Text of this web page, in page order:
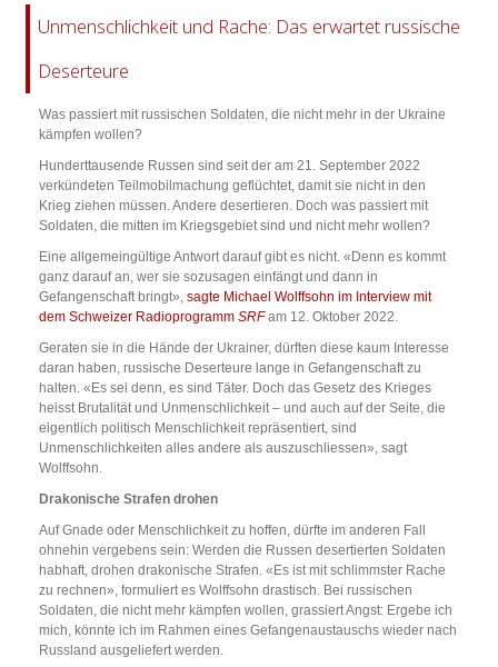
Unmenschlichkeit und Rache: Das erwartet russische
Deserteure
Was passiert mit russischen Soldaten, die nicht mehr in der Ukraine
kämpfen wollen?
Hunderttausende Russen sind seit der am 21. September 2022
verkündeten Teilmobilmachung geflüchtet, damit sie nicht in den
Krieg ziehen müssen. Andere desertieren. Doch was passiert mit
Soldaten, die mitten im Kriegsgebiet sind und nicht mehr wollen?
Eine allgemeingültige Antwort darauf gibt es nicht. «Denn es kommt
ganz darauf an, wer sie sozusagen einfängt und dann in
Gefangenschaft bringt», sagte Michael Wolffsohn im Interview mit
dem Schweizer Radioprogramm SRFam 12. Oktober 2022.
Geraten sie in die Hände der Ukrainer, dürften diese kaum Interesse
daran haben, russische Deserteure lange in Gefangenschaft zu
halten. «Es sei denn, es sind Täter. Doch das Gesetz des Krieges
heisst Brutalität und Unmenschlichkeit – und auch auf der Seite, die
eigentlich politisch Menschlichkeit repräsentiert, sind
Unmenschlichkeiten alles andere als auszuschliessen», sagt
Wolffsohn.
Drakonische Strafen drohen
Auf Gnade oder Menschlichkeit zu hoffen, dürfte im anderen Fall
ohnehin vergebens sein: Werden die Russen desertierten Soldaten
habhaft, drohen drakonische Strafen. «Es ist mit schlimmster Rache
zu rechnen», formuliert es Wolffsohn drastisch. Bei russischen
Soldaten, die nicht mehr kämpfen wollen, grassiert Angst: Ergebe ich
mich, könnte ich im Rahmen eines Gefangenaustauschs wieder nach
Russland ausgeliefert werden.